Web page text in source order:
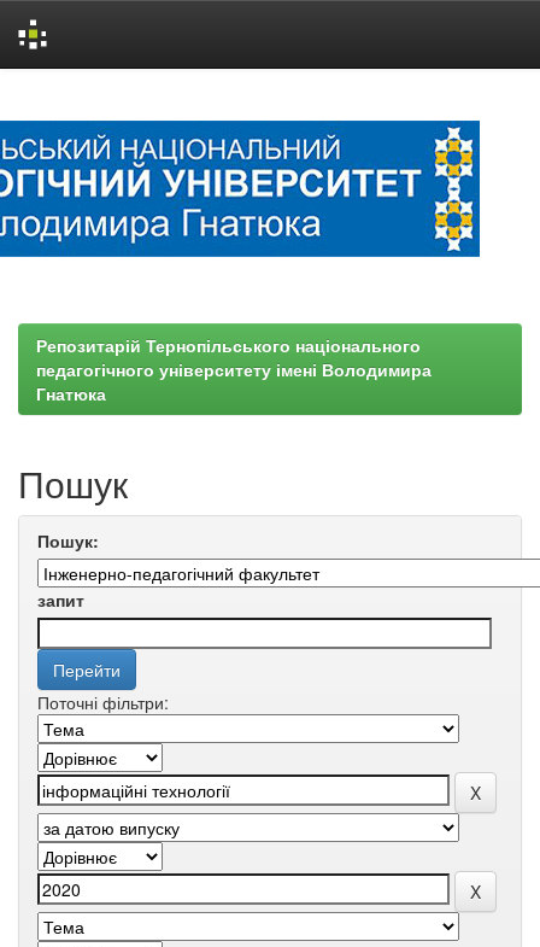
Репозитарій Тернопільського національного
педагогічного університету імені Володимира
Гнатюка
Пошук
Пошук:
запит
Поточні фільтри: